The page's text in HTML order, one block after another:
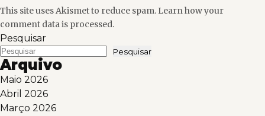
This site uses Akismet to reduce spam. Learn how your
comment data is processed.
Pesquisar
Pesquisar
Arquivo
Maio 2026
Abril 2026
Março 2026